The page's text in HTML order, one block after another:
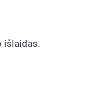
išlaidas.